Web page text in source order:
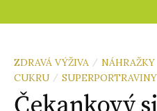
ZDRAVÁ VÝŽIVA / NÁHRAŽKY
CUKRU / SUPERPORTRAVINY